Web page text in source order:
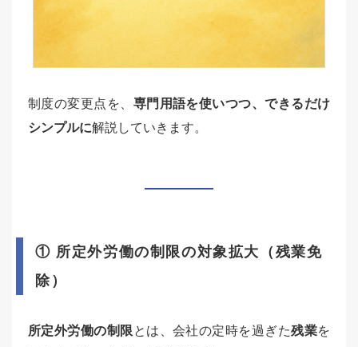
制度の変更点を、 専門用語を使いつつ、できるだけ
シンプルに解説していきます。
① 所定外労働の制限の対象拡大（残業免
除）
所定外労働の制限 とは、会社の定時を過ぎた残業を